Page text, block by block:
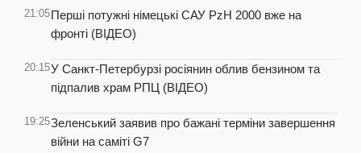
21:05Перші потужні німецькі САУ PzH 2000 вже на
фронті (ВІДЕО)
20:15У Санкт-Петербурзі росіянин облив бензином та
підпалив храм РПЦ (ВІДЕО)
19:25Зеленський заявив про бажані терміни завершення
війни на саміті G7